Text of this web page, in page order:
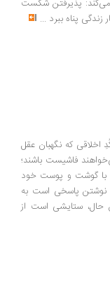
می‌کند: پذیرفتن شکست
زندگی پناه ببرد ...
اخلاقی که نگهبان عقل
فاشیست باشند؛
با گوشت و پوست خود
نوشتن پاسخی است به
حال، ستایشی است از